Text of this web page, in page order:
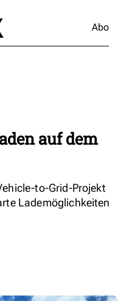
Abo
auf dem
to-Grid-Projekt
Lademöglichkeiten